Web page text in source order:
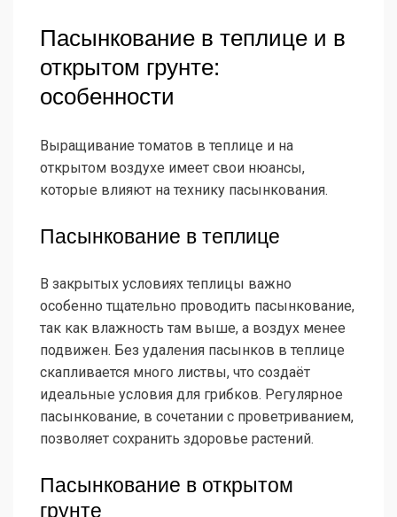
Пасынкование в теплице и в
открытом грунте:
особенности
Выращивание томатов в теплице и на
открытом воздухе имеет свои нюансы,
которые влияют на технику пасынкования.
Пасынкование в теплице
В закрытых условиях теплицы важно
особенно тщательно проводить пасынкование,
так как влажность там выше, а воздух менее
подвижен. Без удаления пасынков в теплице
скапливается много листвы, что создаёт
идеальные условия для грибков. Регулярное
пасынкование, в сочетании с проветриванием,
позволяет сохранить здоровье растений.
Пасынкование в открытом
грунте